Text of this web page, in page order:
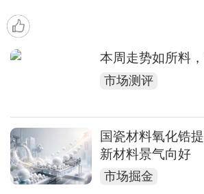
本周走势如所料
市场测评
国瓷材料氧化锆
新材料景气向好
市场掘金